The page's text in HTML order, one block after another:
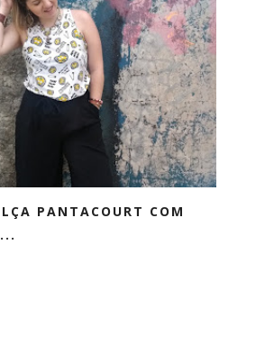
PANTACOURT COM